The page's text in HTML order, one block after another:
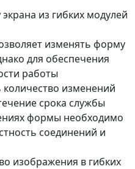
из гибких модулей
изменять форму
для обеспечения
работы
изменений
срока службы
формы необходимо
соединений и
изображения в гибких